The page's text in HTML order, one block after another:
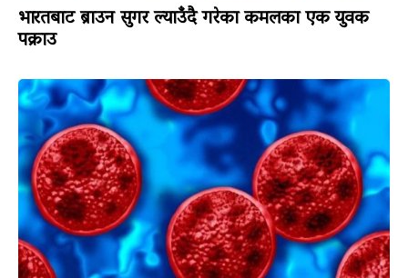
भारतबाट ब्राउन सुगर ल्याउँदै गरेका कमलका एक युवक
पक्राउ